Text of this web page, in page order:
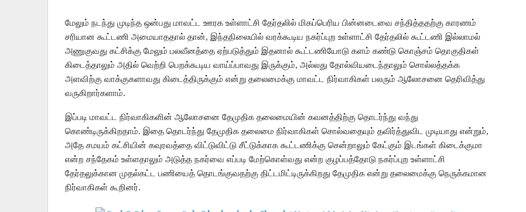
மேலும் நடந்து முடிந்த ஒன்பது மாவட்ட ஊரக உள்ளாட்சி தேர்தலில் மிகப்பெரிய பின்னடைவை சந்தித்ததற்கு காரணம்
சரியான கூட்டணி அமையாததால் தான், இந்தநிலையில் வரக்கூடிய நகர்ப்புற உள்ளாட்சி தேர்தலில் கூட்டணி இல்லாமல்
அணுகுவது கட்சிக்கு மேலும் பலவீனத்தை ஏற்படுத்தும் இதனால் கூட்டணியோடு களம் கண்டு கொஞ்சம் தொகுதிகள்
கிடைத்தாலும் அதில் வெற்றி பெறக்கூடிய வாய்ப்பாவது இருக்கும், அல்லது தோல்வியடைந்தாலும் சொல்லத்தக்க
அளவிற்கு வாக்குகளாவது கிடைத்திருக்கும் என்று தலைமைக்கு மாவட்ட நிர்வாகிகள் பலரும் ஆலோசனை தெரிவித்து
வருகிறார்களாம்.
இப்படி மாவட்ட நிர்வாகிகளின் ஆலோசனை தேமுதிக தலைமையின் கவனத்திற்கு தொடர்ந்து வந்து
கொண்டிருக்கிறதாம். இதை தொடர்ந்து தேமுதிக தலைமை நிர்வாகிகள் சொல்வதையும் தவிர்த்துவிட முடியாது என்றும்,
அதே சமயம் கட்சியின் கவுரவத்தை விட்டுவிட்டு சீட்டுக்காக கூட்டணிக்கு சென்றாலும் கேட்கும் இடங்கள் கிடைக்குமா
என்ற சந்தேகம் உள்ளதாலும் அடுத்த நகர்வை எப்படி மேற்கொள்வது என்ற குழப்பத்தோடு நகர்ப்புற உள்ளாட்சி
தேர்தலுக்கான முதல்கட்ட பணியைத் தொடங்குவதற்கு திட்டமிட்டிருக்கிறது தேமுதிக என்று தலைமைக்கு நெருக்கமான
நிர்வாகிகள் கூறினர்.